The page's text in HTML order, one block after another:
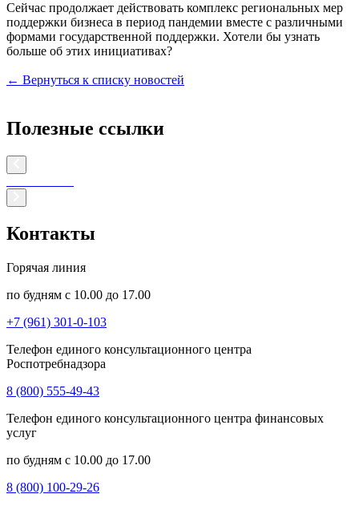
Сейчас продолжает действовать комплекс региональных мер
поддержки бизнеса в период пандемии вместе с различными
формами государственной поддержки. Хотели бы узнать
больше об этих инициативах?
← Вернуться к списку новостей
Полезные ссылки
Контакты
Горячая линия
по будням с 10.00 до 17.00
+7 (961) 301-0-103
Телефон единого консультационного центра
Роспотребнадзора
8 (800) 555-49-43
Телефон единого консультационного центра финансовых
услуг
по будням с 10.00 до 17.00
8 (800) 100-29-26